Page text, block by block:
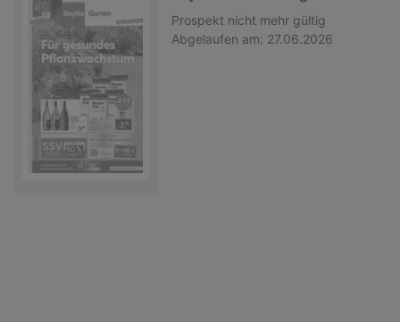
Prospekt nicht mehr gültig
Abgelaufen am: 27.06.2026